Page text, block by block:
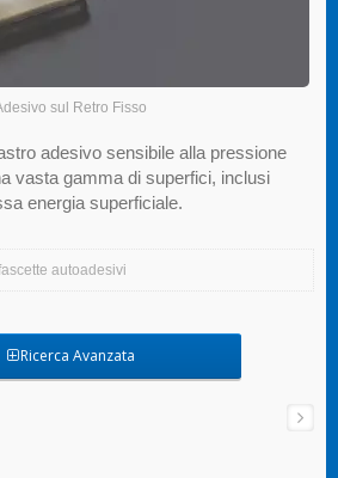
sul Retro Fisso
adesivo sensibile alla pressione
vasta gamma di superfici, inclusi
energia superficiale.
autoadesivi
Ricerca Avanzata